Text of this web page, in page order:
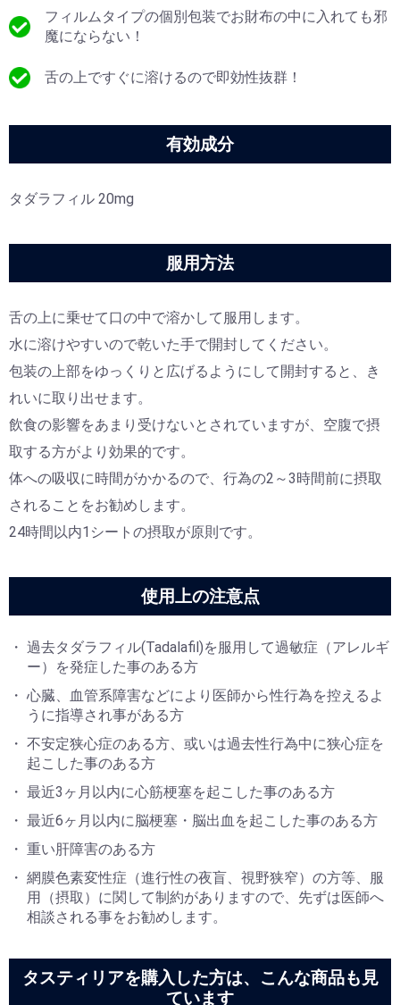
フィルムタイプの個別包装でお財布の中に入れても邪
魔にならない！
舌の上ですぐに溶けるので即効性抜群！
有効成分
タダラフィル 20mg
服用方法
舌の上に乗せて口の中で溶かして服用します。
水に溶けやすいので乾いた手で開封してください。
包装の上部をゆっくりと広げるようにして開封すると、き
れいに取り出せます。
飲食の影響をあまり受けないとされていますが、空腹で摂
取する方がより効果的です。
体への吸収に時間がかかるので、行為の2～3時間前に摂取
されることをお勧めします。
24時間以内1シートの摂取が原則です。
使用上の注意点
過去タダラフィル(Tadalafil)を服用して過敏症（アレルギ
ー）を発症した事のある方
心臓、血管系障害などにより医師から性行為を控えるよ
うに指導され事がある方
不安定狭心症のある方、或いは過去性行為中に狭心症を
起こした事のある方
最近3ヶ月以内に心筋梗塞を起こした事のある方
最近6ヶ月以内に脳梗塞・脳出血を起こした事のある方
重い肝障害のある方
網膜色素変性症（進行性の夜盲、視野狭窄）の方等、服
用（摂取）に関して制約がありますので、先ずは医師へ
相談される事をお勧めします。
タスティリアを購入した方は、こんな商品も見
ています